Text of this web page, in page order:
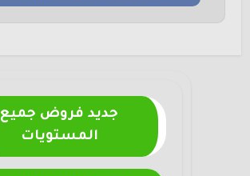
جديد فروض جميع
المستويات